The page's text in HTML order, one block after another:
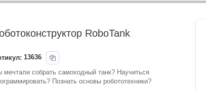
RoboTank
13636
мечтали собрать самоходный танк? Научиться
Познать основы робототехники?